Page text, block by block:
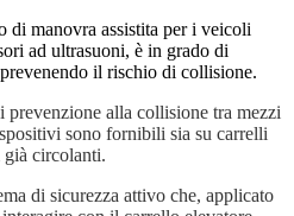
di manovra assistita per i veicoli
ad ultrasuoni, è in grado di
il rischio di collisione.
prevenzione alla collisione tra mezzi
sono fornibili sia su carrelli
circolanti.
di sicurezza attivo che, applicato